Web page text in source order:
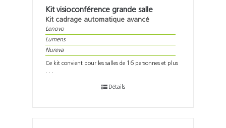
Kit visioconférence grande salle
Kit cadrage automatique avancé
Lenovo
Lumens
Nureva
Ce kit convient pour les salles de 16 personnes et plus
. . .
Détails